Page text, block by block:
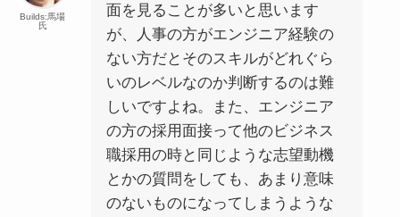
Builds:馬場
氏
面を見ることが多いと思います
が、人事の方がエンジニア経験の
ない方だとそのスキルがどれぐら
いのレベルなのか判断するのは難
しいですよね。また、エンジニア
の方の採用面接って他のビジネス
職採用の時と同じような志望動機
とかの質問をしても、あまり意味
のないものになってしまうような